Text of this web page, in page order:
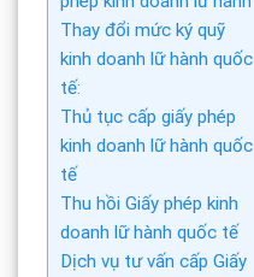
Thay đổi mức ký quỹ
kinh doanh lữ hành quốc
tế:
Thủ tục cấp giấy phép
kinh doanh lữ hành quốc
tế
Thu hồi Giấy phép kinh
doanh lữ hành quốc tế
Dịch vụ tư vấn cấp Giấy